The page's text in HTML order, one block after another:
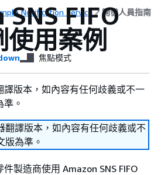
Notification Service 開發人員指南
FIFO
用案例
焦點模式
譯版本，如內容有任何歧義或不一
。
翻譯版本，如內容有任何歧義或不
版為準。
製造商使用 Amazon SNS FIFO